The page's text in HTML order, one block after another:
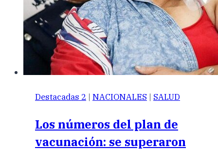
Destacadas 2 | NACIONALES | SALUD
Los números del plan de
vacunación: se superaron